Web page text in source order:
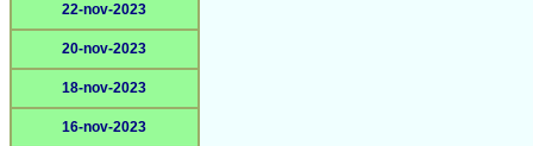
22-nov-2023
20-nov-2023
18-nov-2023
16-nov-2023